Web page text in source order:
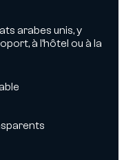
arabes unis, y
à l’hôtel ou à la